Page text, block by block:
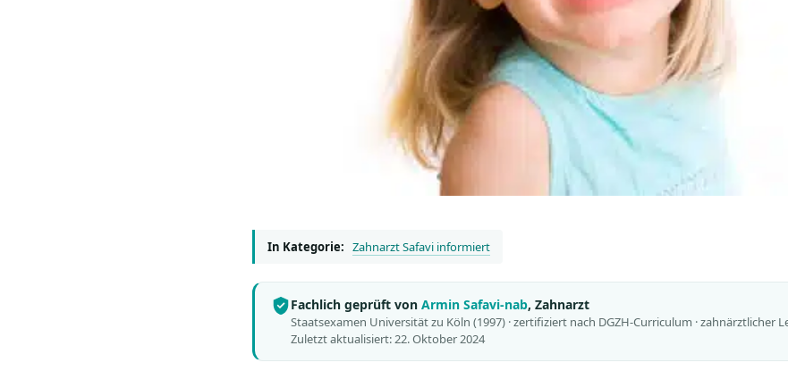
In Kategorie: Zahnarzt Safavi informiert
Fachlich geprüft von Armin Safavi-nab, Zahnarzt
Staatsexamen Universität zu Köln (1997) · zertifiziert nach DGZH-Curriculum · zahnärztlicher
Zuletzt aktualisiert: 22. Oktober 2024